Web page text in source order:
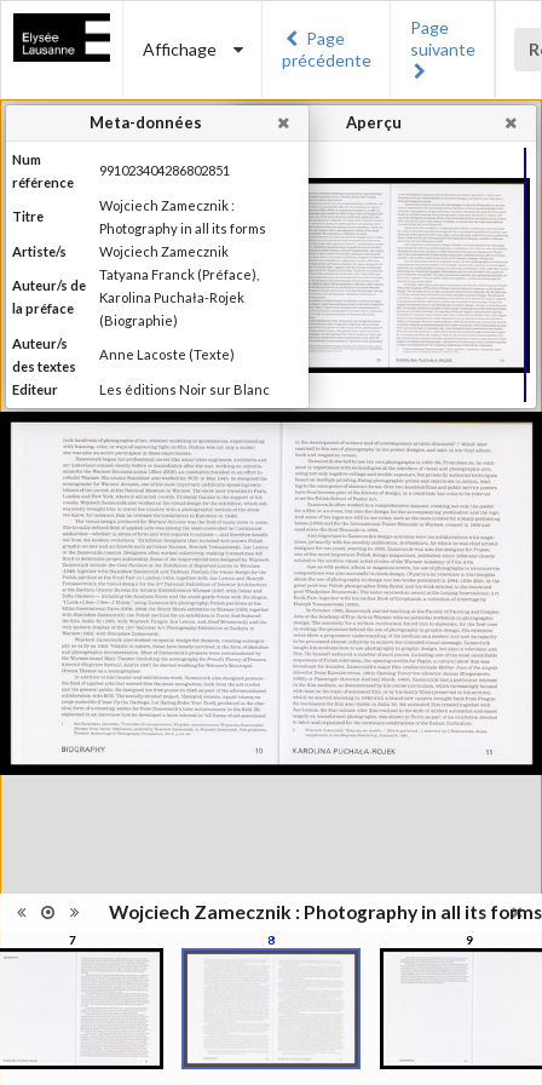
Affichage
Page
précédente
Page
suivante
Wojciech Zamecznik : Photography in all its forms
7 8 9
Aperçu
Meta-données
Num
référence
991023404286802851
Titre
Wojciech Zamecznik :
Photography in all its forms
Artiste/s
Wojciech Zamecznik
Auteur/s de
la préface
Tatyana Franck (Préface),
Karolina Puchała-Rojek
(Biographie)
Auteur/s
des textes
Anne Lacoste (Texte)
Editeur
Les éditions Noir sur Blanc
Lieu
d'édition
Lausanne
d'édition
2016
Information
Publié à l'occasion de
l'exposition : "Wojciech
Zamecznik, la photographie sous
toutes ses formes", Musée de
l'Elysée, Lausanne, 21
septembre - 31 décembre 2016
Catégorie
Revues, Journaux
Relié
Information
Couleur, Noir & Blanc
Nombre de
pages
208 pages